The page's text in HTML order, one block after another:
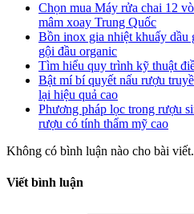
Chọn mua Máy rửa chai 12
mâm xoay Trung Quốc
Bồn inox gia nhiệt khuấy dầu
gội đầu organic
Tìm hiểu quy trình kỹ thuật
Bật mí bí quyết nấu rượu
lại hiệu quả cao
Phương pháp lọc trong rượu
rượu có tính thẩm mỹ cao
Không có bình luận nào cho bài viết.
Viết bình luận